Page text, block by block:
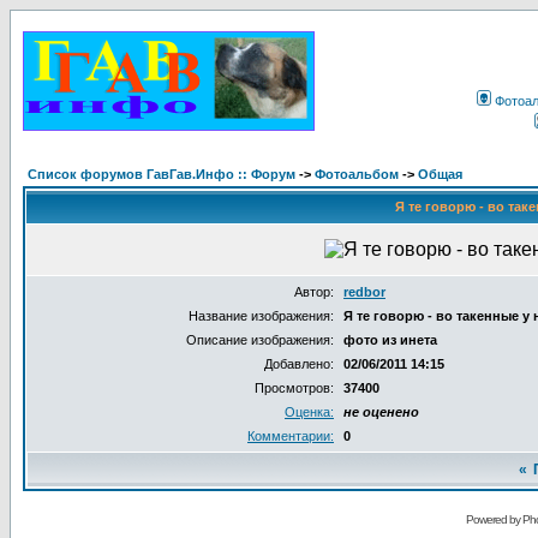
Список форумов ГавГав.Инфо :: Форум -> Фотоальбом -> Общая
Я те говорю - во
Автор:
redbor
Название изображения:
Я те говорю - во такенные у
Описание изображения:
фото из инета
Добавлено:
02/06/2011 14:15
Просмотров:
37400
Оценка:
не оценено
Комментарии:
0
«
Powered by